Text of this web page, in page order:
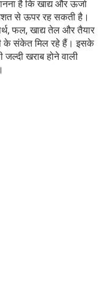
है कि खाद्य और ऊर्जा
से ऊपर रह सकती है।
फल, खाद्य तेल और तैयार
के संकेत मिल रहे हैं। इसके
खराब होने वाली